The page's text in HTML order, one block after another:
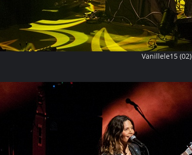
Vanillele15 (02)